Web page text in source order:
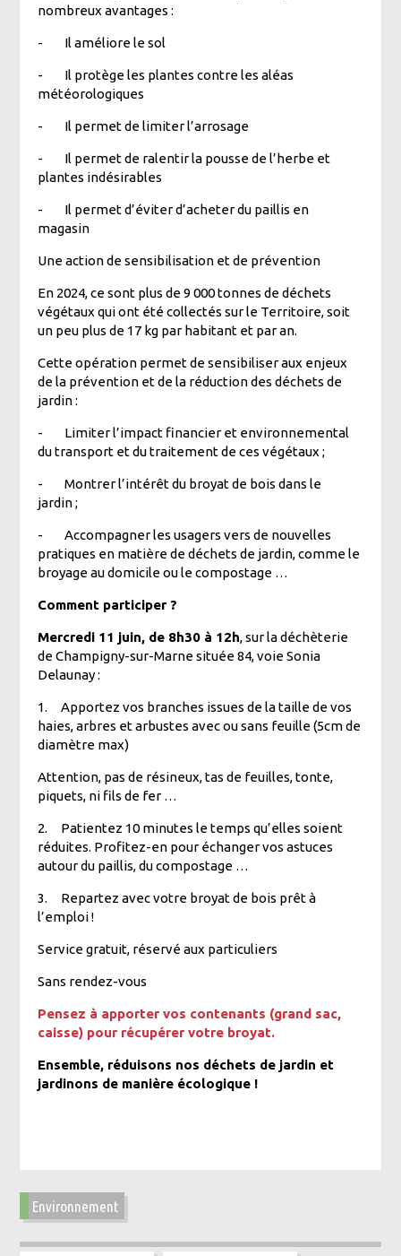
nombreux avantages :
- Il améliore le sol
- Il protège les plantes contre les aléas
météorologiques
- Il permet de limiter l’arrosage
- Il permet de ralentir la pousse de l’herbe et
plantes indésirables
- Il permet d’éviter d’acheter du paillis en
magasin
Une action de sensibilisation et de prévention
En 2024, ce sont plus de 9 000 tonnes de déchets
végétaux qui ont été collectés sur le Territoire, soit
un peu plus de 17 kg par habitant et par an.
Cette opération permet de sensibiliser aux enjeux
de la prévention et de la réduction des déchets de
jardin :
- Limiter l’impact financier et environnemental
du transport et du traitement de ces végétaux ;
-Montrer l’intérêt du broyat de bois dans le
jardin ;
-Accompagner les usagers vers de nouvelles
pratiques en matière de déchets de jardin, comme le
broyage au domicile ou le compostage …
Comment participer ?
Mercredi 11 juin, de 8h30 à 12h, sur la déchèterie
de Champigny-sur-Marne située 84, voie Sonia
Delaunay :
1.Apportez vos branches issues de la taille de vos
haies, arbres et arbustes avec ou sans feuille (5cm de
diamètre max)
Attention, pas de résineux, tas de feuilles, tonte,
piquets, ni fils de fer …
2. Patientez 10 minutes le temps qu’elles soient
réduites. Profitez-en pour échanger vos astuces
autour du paillis, du compostage …
3. Repartez avec votre broyat de bois prêt à
l’emploi !
Service gratuit, réservé aux particuliers
Sans rendez-vous
Pensez à apporter vos contenants (grand sac,
caisse) pour récupérer votre broyat.
Ensemble, réduisons nos déchets de jardin et
jardinons de manière écologique !
Environnement